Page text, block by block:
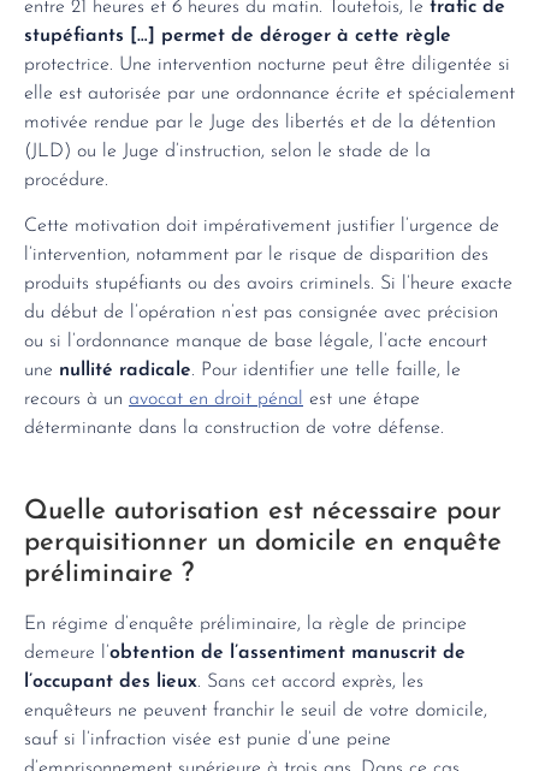
entre 21 heures et 6 heures du matin. Toutefois, le trafic de
stupéfiants […] permet de déroger à cette règle
protectrice. Une intervention nocturne peut être diligentée si
elle est autorisée par une ordonnance écrite et spécialement
motivée rendue par le Juge des libertés et de la détention
(JLD) ou le Juge d’instruction, selon le stade de la
procédure.
Cette motivation doit impérativement justifier l’urgence de
l’intervention, notamment par le risque de disparition des
produits stupéfiants ou des avoirs criminels. Si l’heure exacte
du début de l’opération n’est pas consignée avec précision
ou si l’ordonnance manque de base légale, l’acte encourt
une nullité radicale. Pour identifier une telle faille, le
recours à un avocat en droit pénal
est une étape
déterminante dans la construction de votre défense.
Quelle autorisation est nécessaire pour
perquisitionner un domicile en enquête
préliminaire ?
En régime d’enquête préliminaire, la règle de principe
demeure l’obtention de l’assentiment manuscrit de
l’occupant des lieux. Sans cet accord exprès, les
enquêteurs ne peuvent franchir le seuil de votre domicile,
sauf si l’infraction visée est punie d’une peine